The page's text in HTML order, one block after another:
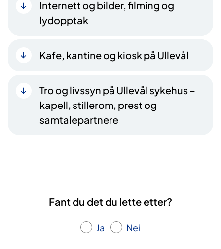
Internett og bilder, filming og
lydopptak
Kafe, kantine og kiosk på Ullevål
Tro og livssyn på Ullevål sykehus –
kapell, stillerom, prest og
samtalepartnere
Fant du det du lette etter?
Ja Nei